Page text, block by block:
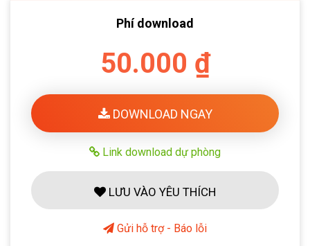
Phí download
50.000 ₫
DOWNLOAD NGAY
Link download dự phòng
LƯU VÀO YÊU THÍCH
Gửi hỗ trợ - Báo lỗi